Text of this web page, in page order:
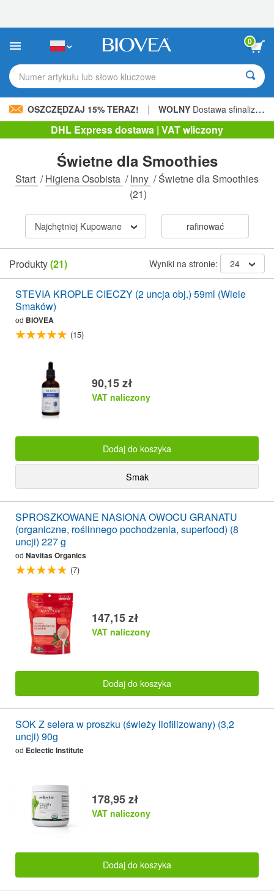
strona
internetowa
zawiera
ułatwień
dostępu.
0
Numer artykułu lub słowo kluczowe
OSZCZĘDZAJ 15% TERAZ! | WOLNY Dostawa sfinalizowana 206,00 zł »
DHL Express dostawa | VAT wliczony
Świetne dla Smoothies
Start /Higiena Osobista /Inny /Świetne dla Smoothies
(21)
Najchętniej Kupowane rafinować
Produkty(21) Wyniki na stronie: 24
STEVIA KROPLE CIECZY (2 uncja obj.) 59ml (Wiele
Smaków)
od BIOVEA
(15)
90,15 zł
VAT naliczony
Dodaj do koszyka
Smak
SPROSZKOWANE NASIONA OWOCU GRANATU
(organiczne, roślinnego pochodzenia, superfood) (8
uncji) 227 g
od Navitas Organics
(7)
147,15 zł
VAT naliczony
Dodaj do koszyka
SOK Z selera w proszku (świeży liofilizowany) (3,2
uncji) 90g
od Eclectic Institute
178,95 zł
VAT naliczony
Dodaj do koszyka